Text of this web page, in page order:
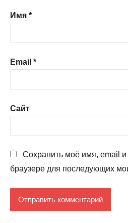
Имя *
Email *
Сайт
Сохранить моё имя, email и
браузере для последующих